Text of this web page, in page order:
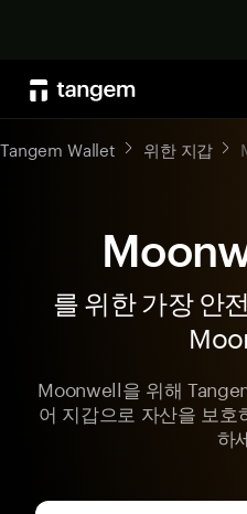
Tangem Wallet 위한 지갑
를 위한 가장 안
Moonwell을 위해
어 지갑으로 자산을 보호
하